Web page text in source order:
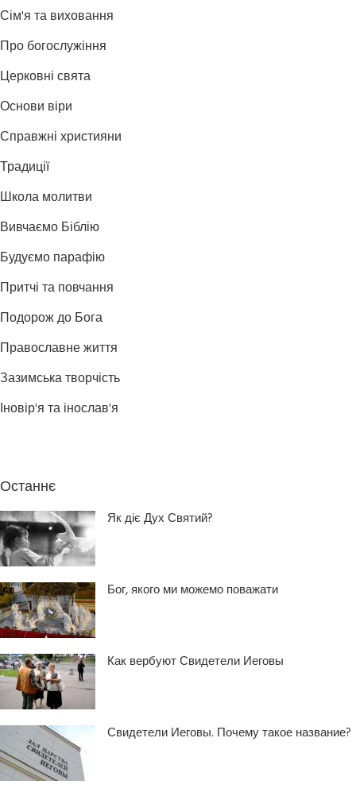
Сім'я та виховання
Про богослужіння
Церковні свята
Основи віри
Справжні християни
Традиції
Школа молитви
Вивчаємо Біблію
Будуємо парафію
Притчі та повчання
Подорож до Бога
Православне життя
Зазимська творчість
Іновір'я та інослав'я
Останнє
Як діє Дух Святий?
Бог, якого ми можемо поважати
Как вербуют Свидетели Иеговы
Свидетели Иеговы. Почему такое название?